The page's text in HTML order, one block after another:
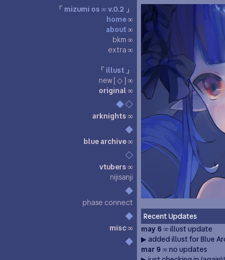
「 mizumi os ∞ v.0.2 」
home∞
about∞
bkm ∞
extra ∞
「 illust」
new [ ◇ ] ∞
original ∞
◆◇
arknights ∞
◆
blue archive ∞
◇
vtubers ∞
nijisanji
◆
phase connect
◆
misc ∞
◆